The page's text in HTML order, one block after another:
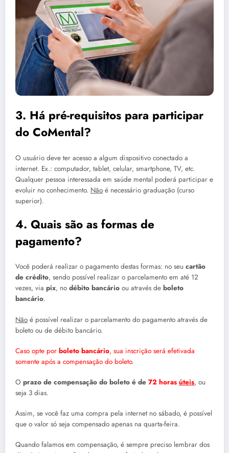
3. Há pré-requisitos para participar
do CoMental?
O usuário deve ter acesso a algum dispositivo conectado a
internet. Ex.: computador, tablet, celular, smartphone, TV, etc.
Qualquer pessoa interessada em saúde mental poderá participar e
evoluir no conhecimento. Não é necessário graduação (curso
superior).
4. Quais são as formas de
pagamento?
Você poderá realizar o pagamento destas formas: no seu cartão
de crédito, sendo possível realizar o parcelamento em até 12
vezes, via pix, no débito bancário ou através de boleto
bancário.
Não é possível realizar o parcelamento do pagamento através de
boleto ou de débito bancário.
Caso opte por boleto bancário, sua inscrição será efetivada
somente após a compensação do boleto.
O prazo de compensação do boleto é de 72 horas úteis, ou
seja 3 dias.
Assim, se você faz uma compra pela internet no sábado, é possível
que o valor só seja compensado apenas na quarta-feira.
Quando falamos em compensação, é sempre preciso lembrar dos